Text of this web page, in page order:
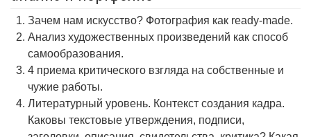
Зачем нам искусство? Фотография как ready-made.
Анализ художественных произведений как способ
самообразования.
4 приема критического взгляда на собственные и
чужие работы.
Литературный уровень. Контекст создания кадра.
Каковы текстовые утверждения, подписи,